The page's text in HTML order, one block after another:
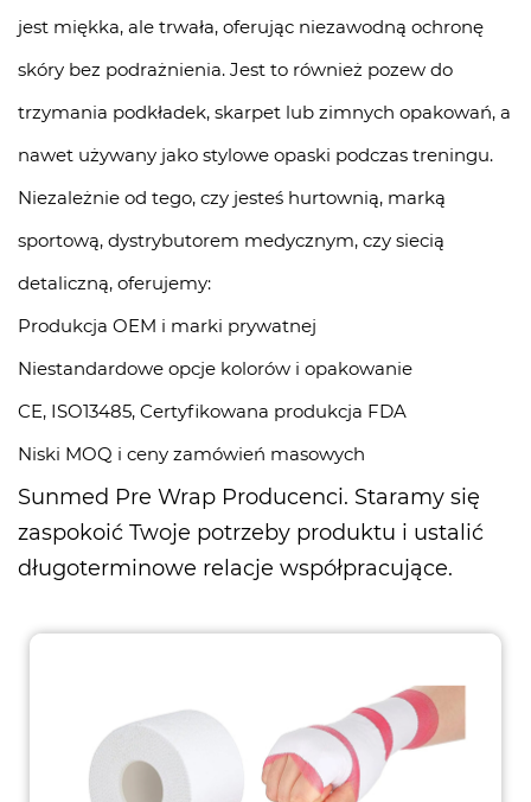
jest miękka, ale trwała, oferując niezawodną ochronę
skóry bez podrażnienia. Jest to również pozew do
trzymania podkładek, skarpet lub zimnych opakowań, a
nawet używany jako stylowe opaski podczas treningu.
Niezależnie od tego, czy jesteś hurtownią, marką
sportową, dystrybutorem medycznym, czy siecią
detaliczną, oferujemy:
Produkcja OEM i marki prywatnej
Niestandardowe opcje kolorów i opakowanie
CE, ISO13485, Certyfikowana produkcja FDA
Niski MOQ i ceny zamówień masowych
Sunmed Pre Wrap Producenci. Staramy się
zaspokoić Twoje potrzeby produktu i ustalić
długoterminowe relacje współpracujące.